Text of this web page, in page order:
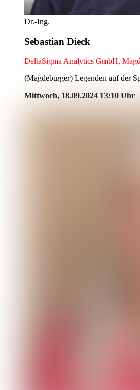
Dr.-Ing.
Sebastian Dieck
DeltaSigma Analytics GmbH,
(Magdeburger) Legenden auf der
Mittwoch, 18.09.2024 13:10 Uhr